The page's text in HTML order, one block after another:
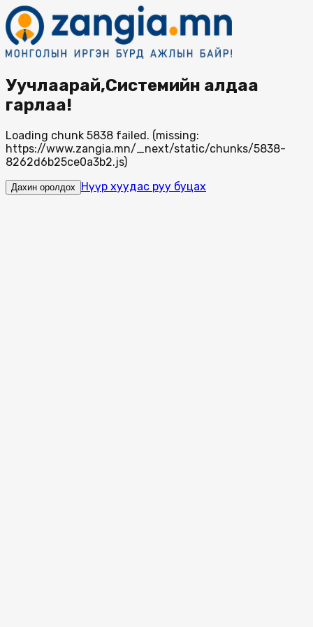
Уучлаарай,Системийн алдаа
гарлаа!
Loading chunk 5838 failed. (missing:
https://www.zangia.mn/_next/static/chunks/5838-
8262d6b25ce0a3b2.js)
Дахин оролдох Нүүр хуудас руу буцах